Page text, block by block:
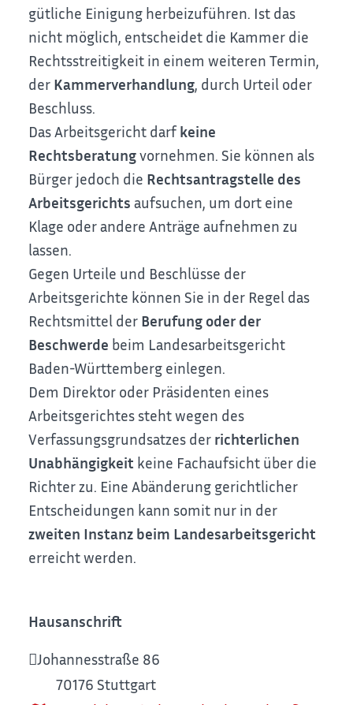
gütliche Einigung herbeizuführen. Ist das
nicht möglich, entscheidet die Kammer die
Rechtsstreitigkeit in einem weiteren Termin,
der Kammerverhandlung, durch Urteil oder
Beschluss.
Das Arbeitsgericht darfkeine
Rechtsberatungvornehmen. Sie können als
Bürger jedoch die Rechtsantragstelle des
Arbeitsgerichts aufsuchen, um dort eine
Klage oder andere Anträge aufnehmen zu
lassen.
Gegen Urteile und Beschlüsse der
Arbeitsgerichte können Sie in der Regel das
Rechtsmittel der Berufung oder der
Beschwerde beim Landesarbeitsgericht
Baden-Württemberg einlegen.
Dem Direktor oder Präsidenten eines
Arbeitsgerichtes steht wegen des
Verfassungsgrundsatzes der richterlichen
Unabhängigkeit keine Fachaufsicht über die
Richter zu. Eine Abänderung gerichtlicher
Entscheidungen kann somit nur in der
zweiten Instanz beim Landesarbeitsgericht
erreicht werden.
Hausanschrift
Johannesstraße 86
70176 Stuttgart